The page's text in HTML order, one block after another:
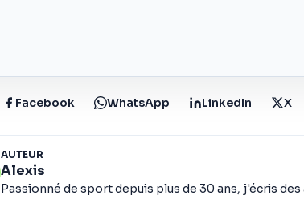
Facebook WhatsApp LinkedIn X
AUTEUR
Alexis
Passionné de sport depuis plus de 30 ans, j'écris